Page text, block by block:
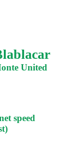
United
speed